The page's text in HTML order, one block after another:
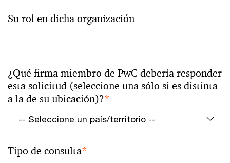
Su rol en dicha organización
¿Qué firma miembro de PwC debería responder
esta solicitud (seleccione una sólo si es distinta
a la de su ubicación)?*
Tipo de consulta*